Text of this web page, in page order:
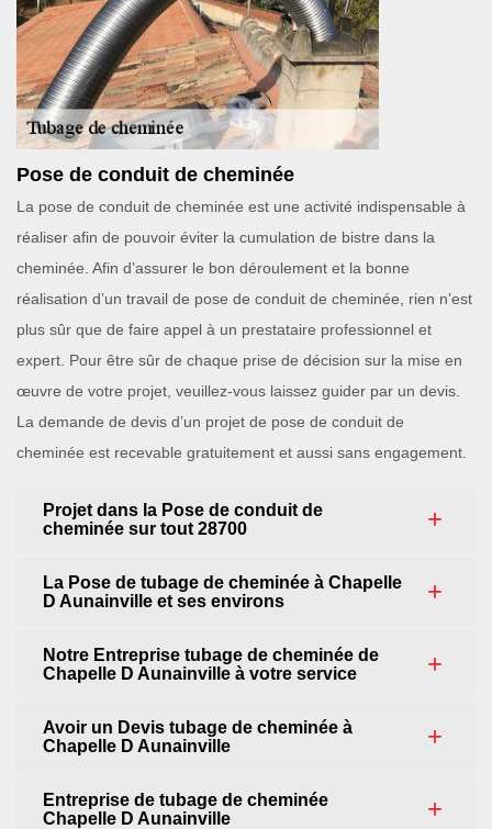
Pose de conduit de cheminée
La pose de conduit de cheminée est une activité indispensable à
réaliser afin de pouvoir éviter la cumulation de bistre dans la
cheminée. Afin d’assurer le bon déroulement et la bonne
réalisation d’un travail de pose de conduit de cheminée, rien n’est
plus sûr que de faire appel à un prestataire professionnel et
expert. Pour être sûr de chaque prise de décision sur la mise en
œuvre de votre projet, veuillez-vous laissez guider par un devis.
La demande de devis d’un projet de pose de conduit de
cheminée est recevable gratuitement et aussi sans engagement.
Projet dans la Pose de conduit de
cheminée sur tout 28700
La Pose de tubage de cheminée à Chapelle
D Aunainville et ses environs
Notre Entreprise tubage de cheminée de
Chapelle D Aunainville à votre service
Avoir un Devis tubage de cheminée à
Chapelle D Aunainville
Entreprise de tubage de cheminée
Chapelle D Aunainville